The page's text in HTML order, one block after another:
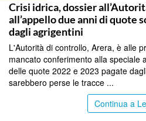
Crisi idrica, dossier
all’appello due anni di quote
dagli agrigentini
L'Autorità di controllo, Arera, è alle
mancato conferimento alla speciale
delle quote 2022 e 2023 pagate
sarebbero perse le tracce ...
Continua a